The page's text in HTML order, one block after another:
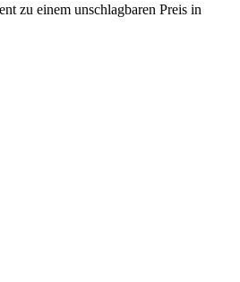
zu einem unschlagbaren Preis in